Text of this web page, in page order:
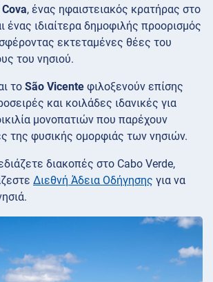
Cova, ένας ηφαιστειακός κρατήρας στο
ένας ιδιαίτερα δημοφιλής προορισμός
εκτεταμένες θέες του
του νησιού.
το São Vicente φιλοξενούν επίσης
και κοιλάδες ιδανικές για
μονοπατιών που παρέχουν
της φυσικής ομορφιάς των νησιών.
διακοπές στο Cabo Verde,
Διεθνή Άδεια Οδήγησης για να